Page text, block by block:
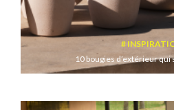
10 bougies d’extérieur qui